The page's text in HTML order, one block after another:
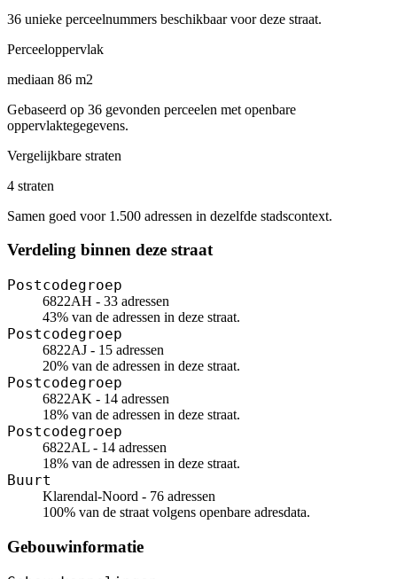
36 unieke perceelnummers beschikbaar voor deze straat.
Perceeloppervlak
mediaan 86 m2
Gebaseerd op 36 gevonden perceelen met openbare
oppervlaktegegevens.
Vergelijkbare straten
4 straten
Samen goed voor 1.500 adressen in dezelfde stadscontext.
Verdeling binnen deze straat
Postcodegroep
6822AH - 33 adressen
43% van de adressen in deze straat.
Postcodegroep
6822AJ - 15 adressen
20% van de adressen in deze straat.
Postcodegroep
6822AK - 14 adressen
18% van de adressen in deze straat.
Postcodegroep
6822AL - 14 adressen
18% van de adressen in deze straat.
Buurt
Klarendal-Noord - 76 adressen
100% van de straat volgens openbare adresdata.
Gebouwinformatie